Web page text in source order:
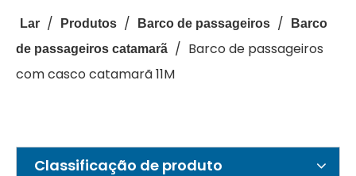
Lar / Produtos / Barco de passageiros /
Barco
de passageiros catamarã / Barco de passageiros
com casco catamarã 11M
Classificação de produto